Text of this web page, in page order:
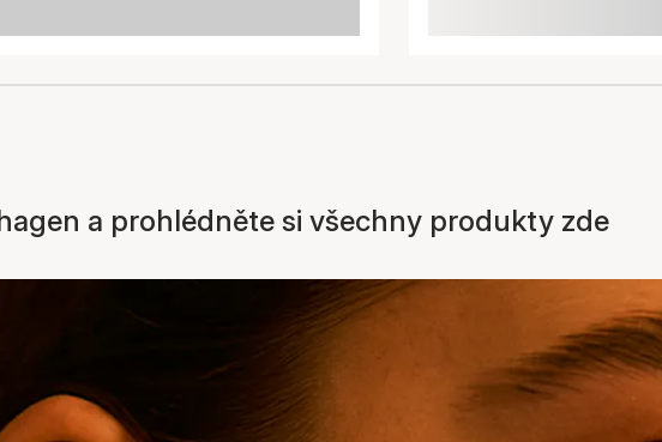
a prohlédněte si všechny produkty zde